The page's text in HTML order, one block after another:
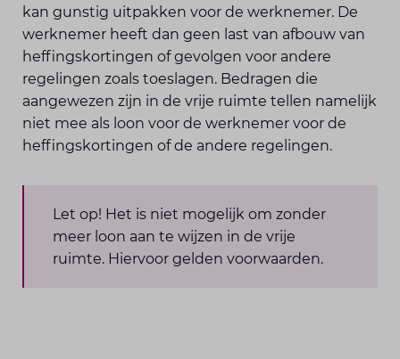
kan gunstig uitpakken voor de werknemer. De
werknemer heeft dan geen last van afbouw van
heffingskortingen of gevolgen voor andere
regelingen zoals toeslagen. Bedragen die
aangewezen zijn in de vrije ruimte tellen namelijk
niet mee als loon voor de werknemer voor de
heffingskortingen of de andere regelingen.
Let op! Het is niet mogelijk om zonder
meer loon aan te wijzen in de vrije
ruimte. Hiervoor gelden voorwaarden.